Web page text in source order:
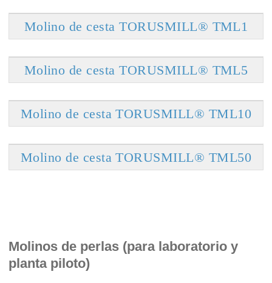
Molino de cesta TORUSMILL® TML1
Molino de cesta TORUSMILL® TML5
Molino de cesta TORUSMILL® TML10
Molino de cesta TORUSMILL® TML50
Molinos de perlas (para laboratorio y
planta piloto)